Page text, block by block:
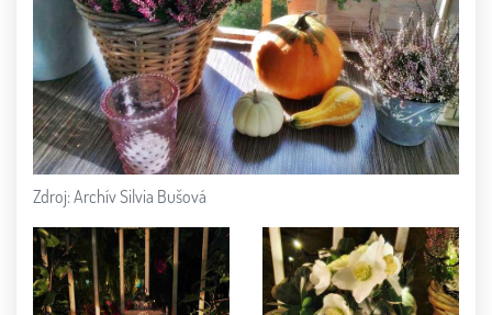
Zdroj: Archív Silvia Bušová